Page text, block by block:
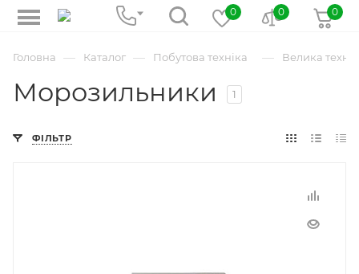
0
0 0
Головна — Каталог — Побутова техніка — Велика
Морозильники 1
ФІЛЬТР